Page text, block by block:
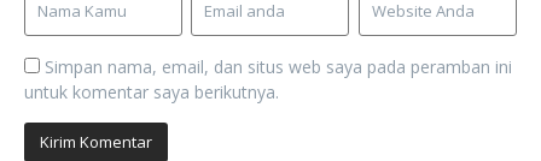
Simpan nama, email, dan situs web saya pada peramban ini
untuk komentar saya berikutnya.